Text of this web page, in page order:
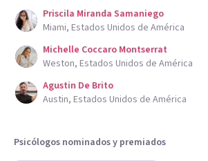
Priscila Miranda Samaniego
Miami, Estados Unidos de América
Michelle Coccaro Montserrat
Weston, Estados Unidos de América
Agustin De Brito
Austin, Estados Unidos de América
Psicólogos nominados y premiados